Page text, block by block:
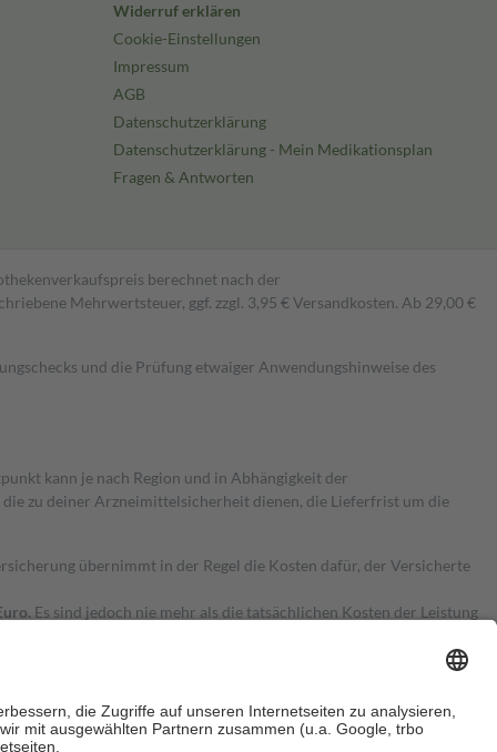
Widerruf erklären
Cookie-Einstellungen
Impressum
AGB
Datenschutzerklärung
Datenschutzerklärung - Mein Medikationsplan
Fragen & Antworten
berechnet nach der
Mehrwertsteuer, ggf. zzgl. 3,95 € Versandkosten. Ab 29,00 €
und die Prüfung etwaiger Anwendungshinweise des
kann je nach Region und in Abhängigkeit der
zu deiner Arzneimittelsicherheit dienen, die Lieferfrist um die
übernimmt in der Regel die Kosten dafür, der Versicherte
Es sind jedoch nie mehr als die tatsächlichen Kosten der Leistung
Zuzahlungen an bei: